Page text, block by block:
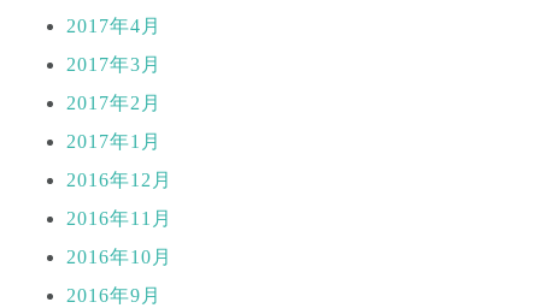
2017年4月
2017年3月
2017年2月
2017年1月
2016年12月
2016年11月
2016年10月
2016年9月